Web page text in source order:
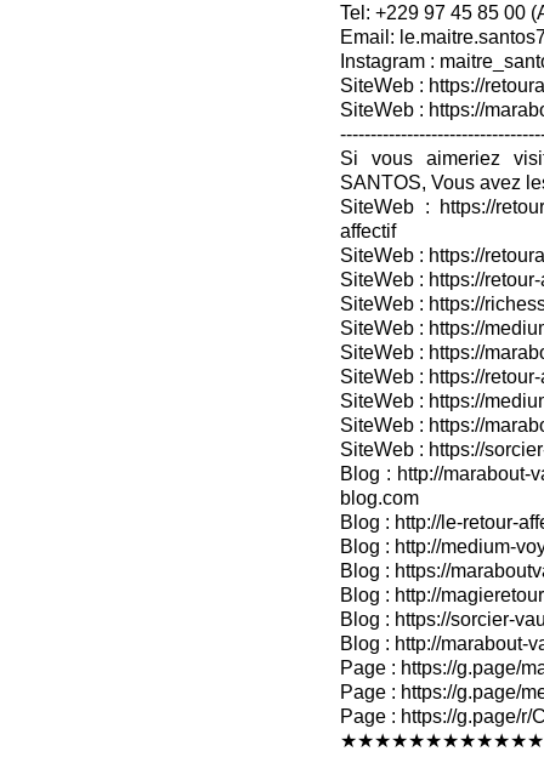
Tel: +229 97 45 85 00
Email:
Instagram :
SiteWeb : https://
SiteWeb : https://
Si vous aimeriez
SANTOS, Vous avez
SiteWeb : https://
affectif
SiteWeb : https://
SiteWeb : https://
SiteWeb : https://
SiteWeb : https://
SiteWeb : https://
SiteWeb : https://
SiteWeb : https://
SiteWeb : https://
SiteWeb : https://
Blog : http://marabout-
blog.com
Blog : http://le-retour-
Blog : http://medium-
Blog : https://
Blog : http://
Blog : https://sorcier-
Blog : http://marabout-
Page : https://g.page/
Page : https://g.page/
Page : https://g.page/